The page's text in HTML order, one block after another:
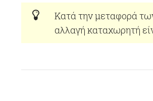
Κατά την μεταφορά
αλλαγή καταχωρητή